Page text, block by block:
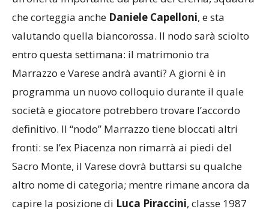
un’offerta importante da parte del Crema, squadra
che corteggia anche
Daniele Capelloni
valutando quella biancorossa. Il nodo sarà sciolto
entro questa settimana: il matrimonio tra
Marrazzo e Varese andrà avanti? A giorni è in
programma un nuovo colloquio durante il quale
società e giocatore potrebbero trovare l’accordo
fronti: se l’ex Piacenza non rimarrà ai piedi del
Sacro Monte, il Varese dovrà buttarsi su qualche
altro nome di categoria; mentre rimane ancora da